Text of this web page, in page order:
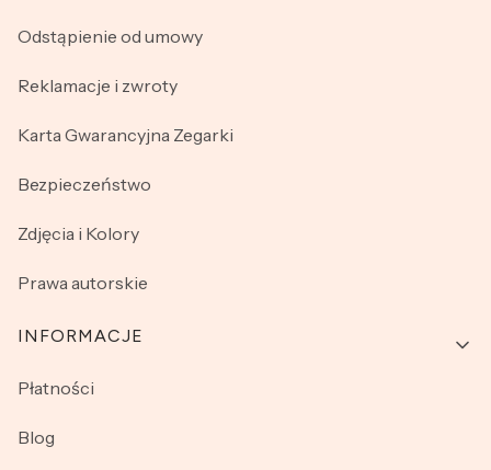
Odstąpienie od umowy
Reklamacje i zwroty
Karta Gwarancyjna Zegarki
Bezpieczeństwo
Zdjęcia i Kolory
Prawa autorskie
INFORMACJE
Płatności
Blog